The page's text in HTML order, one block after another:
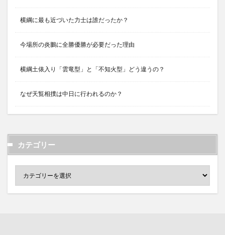
横綱に最も近づいた力士は誰だったか？
今場所の炎鵬に全勝優勝が必要だった理由
横綱土俵入り「雲竜型」と「不知火型」どう違うの？
なぜ天覧相撲は中日に行われるのか？
カテゴリー